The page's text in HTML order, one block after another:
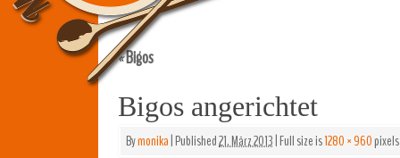
«Bigos
Bigos angerichtet
Bymonika|Published21. März 2013|Full size is1280 × 960pixels